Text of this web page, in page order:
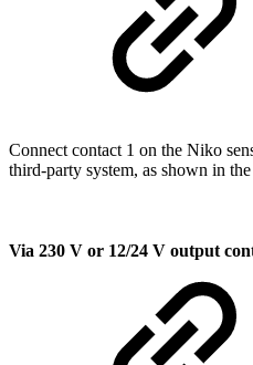
Connect contact 1 on the Niko
third-party system, as shown in
Via 230 V or 12/24 V output